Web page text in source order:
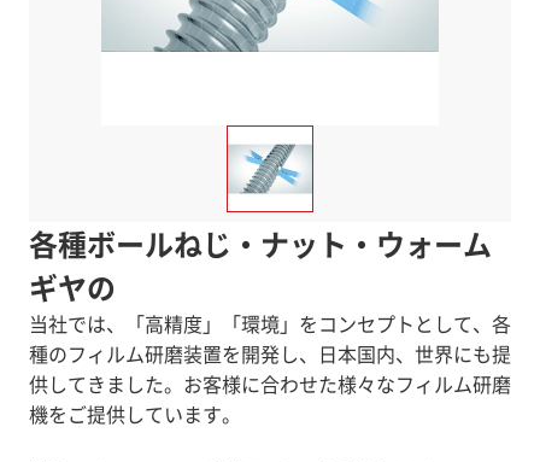
各種ボールねじ・ナット・ウォーム
ギヤの
当社では、「高精度」「環境」をコンセプトとして、各
種のフィルム研磨装置を開発し、日本国内、世界にも提
供してきました。お客様に合わせた様々なフィルム研磨
機をご提供しています。